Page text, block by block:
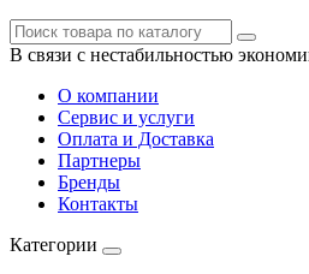
В связи с нестабильностью
О компании
Сервис и услуги
Оплата и Доставка
Партнеры
Бренды
Контакты
Категории